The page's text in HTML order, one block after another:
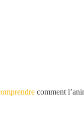
comment